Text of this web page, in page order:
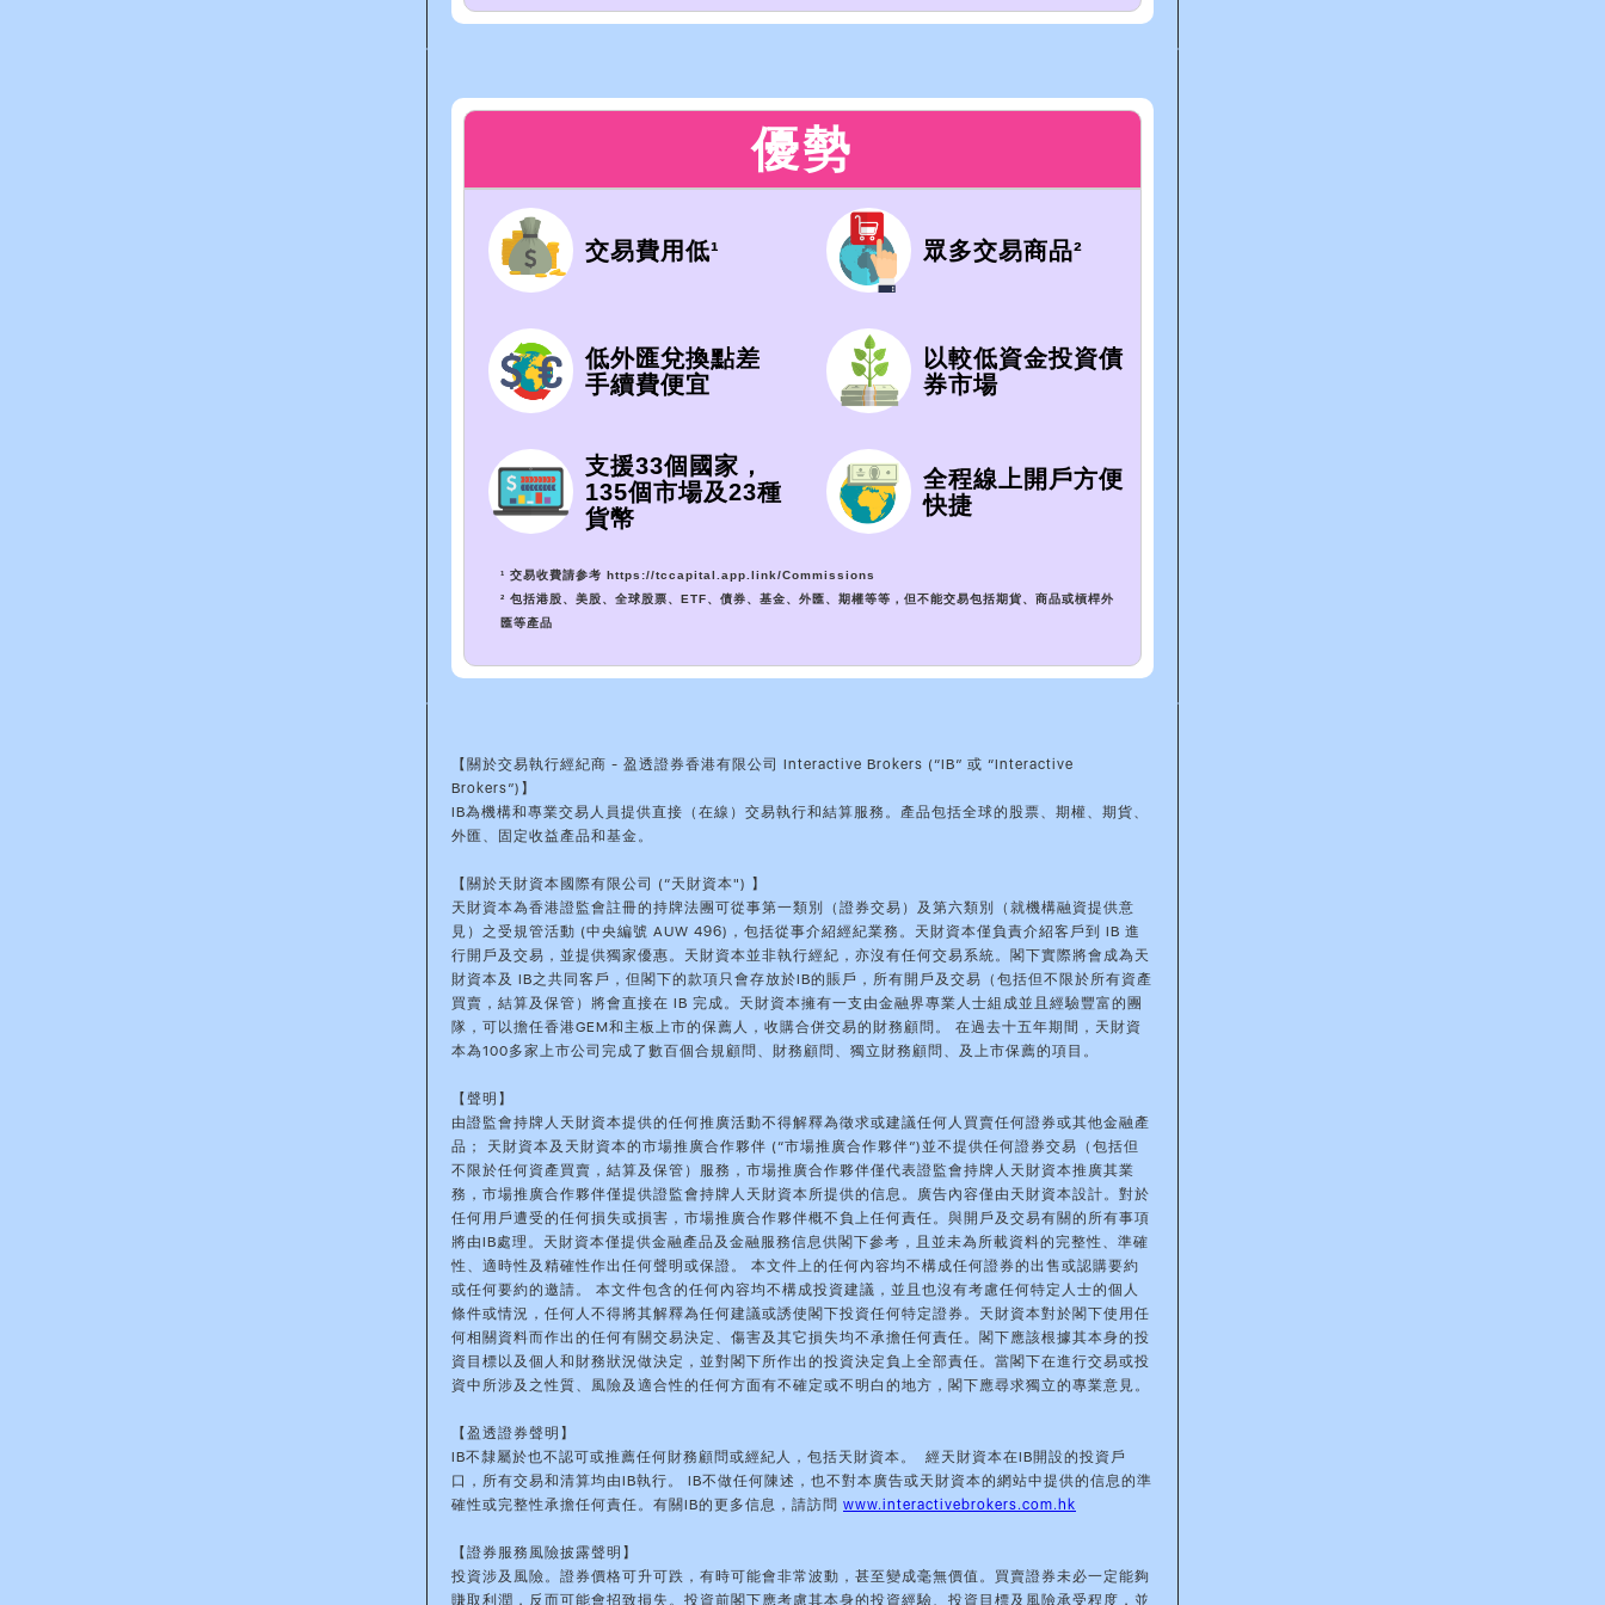
優勢
交易費用低¹ 眾多交易商品²
低外匯兌換點差
手續費便宜
以較低資金投資債
券市場
支援33個國家，
135個市場及23種
貨幣
全程線上開戶方便
快捷
¹ 交易收費請参考 https://tccapital.app.link/Commissions
² 包括港股、美股、全球股票、ETF、債券、基金、外匯、期權等等，但不能交易包括期貨、商品或槓桿外
匯等產品
【關於交易執行經紀商 - 盈透證券香港有限公司 Interactive Brokers (“IB” 或 “Interactive
Brokers”)】
IB為機構和專業交易人員提供直接（在線）交易執行和結算服務。產品包括全球的股票、期權、期貨、
外匯、固定收益產品和基金。
【關於天財資本國際有限公司 (“天財資本") 】
天財資本為香港證監會註冊的持牌法團可從事第一類別（證券交易）及第六類別（就機構融資提供意
見）之受規管活動 (中央編號 AUW 496)，包括從事介紹經紀業務。天財資本僅負責介紹客戶到 IB 進
行開戶及交易，並提供獨家優惠。天財資本並非執行經紀，亦沒有任何交易系統。閣下實際將會成為天
財資本及 IB之共同客戶，但閣下的款項只會存放於IB的賬戶，所有開戶及交易（包括但不限於所有資產
買賣，結算及保管）將會直接在 IB 完成。天財資本擁有一支由金融界專業人士組成並且經驗豐富的團
隊，可以擔任香港GEM和主板上市的保薦人，收購合併交易的財務顧問。 在過去十五年期間，天財資
本為100多家上市公司完成了數百個合規顧問、財務顧問、獨立財務顧問、及上市保薦的項目。
【聲明】
由證監會持牌人天財資本提供的任何推廣活動不得解釋為徵求或建議任何人買賣任何證券或其他金融產
品； 天財資本及天財資本的市場推廣合作夥伴 (“市場推廣合作夥伴”)並不提供任何證券交易（包括但
不限於任何資產買賣，結算及保管）服務，市場推廣合作夥伴僅代表證監會持牌人天財資本推廣其業
務，市場推廣合作夥伴僅提供證監會持牌人天財資本所提供的信息。廣告內容僅由天財資本設計。對於
任何用戶遭受的任何損失或損害，市場推廣合作夥伴概不負上任何責任。與開戶及交易有關的所有事項
將由IB處理。天財資本僅提供金融產品及金融服務信息供閣下參考，且並未為所載資料的完整性、準確
性、適時性及精確性作出任何聲明或保證。 本文件上的任何內容均不構成任何證券的出售或認購要約
或任何要約的邀請。 本文件包含的任何內容均不構成投資建議，並且也沒有考慮任何特定人士的個人
條件或情況，任何人不得將其解釋為任何建議或誘使閣下投資任何特定證券。天財資本對於閣下使用任
何相關資料而作出的任何有關交易決定、傷害及其它損失均不承擔任何責任。閣下應該根據其本身的投
資目標以及個人和財務狀況做決定，並對閣下所作出的投資決定負上全部責任。當閣下在進行交易或投
資中所涉及之性質、風險及適合性的任何方面有不確定或不明白的地方，閣下應尋求獨立的專業意見。
【盈透證券聲明】
IB不隸屬於也不認可或推薦任何財務顧問或經紀人，包括天財資本。 經天財資本在IB開設的投資戶
口，所有交易和清算均由IB執行。 IB不做任何陳述，也不對本廣告或天財資本的網站中提供的信息的準
確性或完整性承擔任何責任。有關IB的更多信息，請訪問 www.interactivebrokers.com.hk
【證券服務風險披露聲明】
投資涉及風險。證券價格可升可跌，有時可能會非常波動，甚至變成毫無價值。買賣證券未必一定能夠
賺取利潤，反而可能會招致損失。投資前閣下應考慮其本身的投資經驗、投資目標及風險承受程度，並